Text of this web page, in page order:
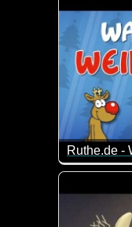
Ruthe.de -
30